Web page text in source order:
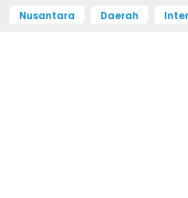
Nusantara Daerah